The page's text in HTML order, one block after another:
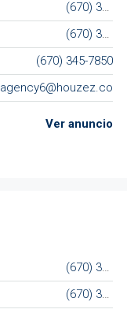
(670) 345-5647
(670) 345-7859
(670) 345-7850
agency6@houzez.co
Ver anuncio
(670) 345-6543
(670) 345-6556